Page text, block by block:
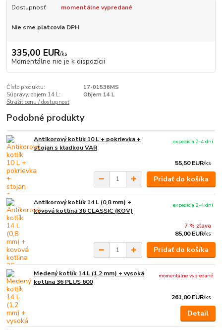
Dostupnosť momentálne vypredané
Nie sme platcovia DPH
335,00 EUR/ks
Momentálne nie je k dispozícii
Číslo produktu:
17-01536MS
Súpravy, objem 14 L:
Objem 14 L
Strážiť cenu / dostupnosť
Podobné produkty
Antikorový kotlík 10 L + pokrievka +
stojan s kladkou VAR
55,50 EUR/ks
expedícia 2-4 dní
Pridať do košíka
Antikorový kotlík 14 L (0,8 mm) +
kovová kotlina 36 CLASSIC (KOV)
7 % zľava
85,00 EUR/ks
expedícia 2-4 dní
Pridať do košíka
Medený kotlík 14 L (1,2 mm) + vysoká
kotlina 36 PLUS 600
261,00 EUR/ks
momentálne vypredané
Detail